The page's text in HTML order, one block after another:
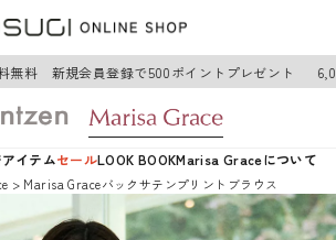
料 新規会員登録で500ポイントプレゼント
イテムセールLOOK BOOKMarisa Graceについて
Marisa Graceバックサテンプリントブラウス